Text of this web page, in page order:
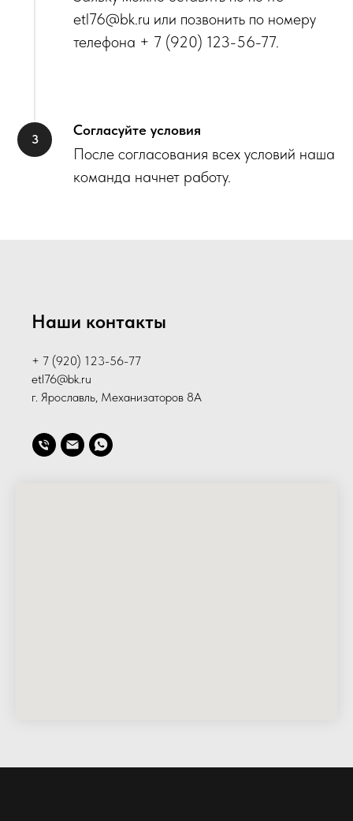
etl76@bk.ru или позвонить по номеру
телефона + 7 (920) 123-56-77.
Согласуйте условия
После согласования всех условий наша
команда начнет работу.
Наши контакты
+ 7 (920) 123-56-77
etl76@bk.ru
г. Ярославль, Механизаторов 8А